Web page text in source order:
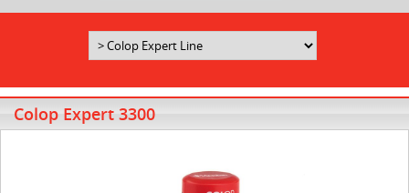
Colop Expert 3300